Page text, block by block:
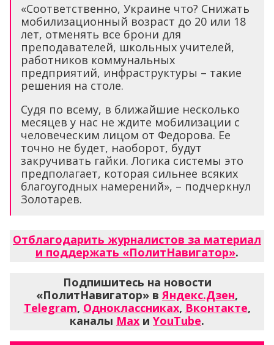
«Соответственно, Украине что? Снижать
мобилизационный возраст до 20 или 18
лет, отменять все брони для
преподавателей, школьных учителей,
работников коммунальных
предприятий, инфраструктуры – такие
решения на столе.
Судя по всему, в ближайшие несколько
месяцев у нас не ждите мобилизации с
человеческим лицом от Федорова. Ее
точно не будет, наоборот, будут
закручивать гайки. Логика системы это
предполагает, которая сильнее всяких
благоугодных намерений», – подчеркнул
Золотарев.
Отблагодарить журналистов за материал
и поддержать «ПолитНавигатор».
Подпишитесь на новости
«ПолитНавигатор» вЯндекс.Дзен,
Telegram, Одноклассниках, Вконтакте,
каналы Max и YouTube.